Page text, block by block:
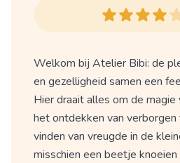
Welkom bij Atelier Bibi: de
en gezelligheid samen een
Hier draait alles om de magie
het ontdekken van
vinden van vreugde in de
misschien een beetje